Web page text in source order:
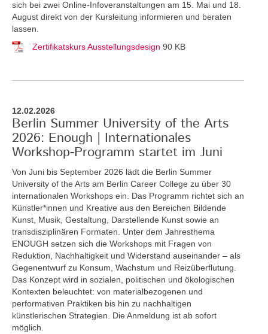
sich bei zwei Online-Infoveranstaltungen am 15. Mai und 18.
August direkt von der Kursleitung informieren und beraten
lassen.
Zertifikatskurs Ausstellungsdesign 90 KB
12.02.2026
Berlin Summer University of the Arts
2026: Enough | Internationales
Workshop-Programm startet im Juni
Von Juni bis September 2026 lädt die Berlin Summer
University of the Arts am Berlin Career College zu über 30
internationalen Workshops ein. Das Programm richtet sich an
Künstler*innen und Kreative aus den Bereichen Bildende
Kunst, Musik, Gestaltung, Darstellende Kunst sowie an
transdisziplinären Formaten. Unter dem Jahresthema
ENOUGH setzen sich die Workshops mit Fragen von
Reduktion, Nachhaltigkeit und Widerstand auseinander – als
Gegenentwurf zu Konsum, Wachstum und Reizüberflutung.
Das Konzept wird in sozialen, politischen und ökologischen
Kontexten beleuchtet: von materialbezogenen und
performativen Praktiken bis hin zu nachhaltigen
künstlerischen Strategien. Die Anmeldung ist ab sofort
möglich.